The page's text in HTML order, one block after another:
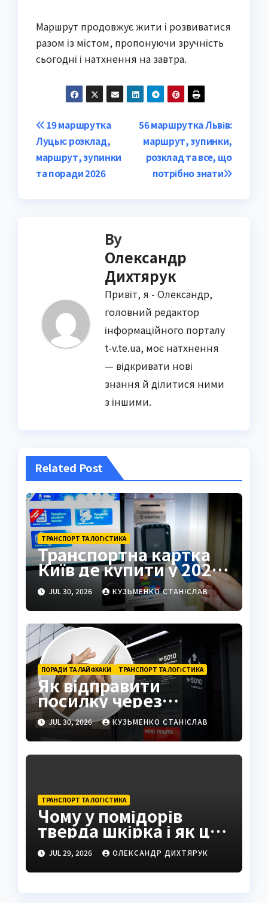
Маршрут продовжує жити і розвиватися
разом із містом, пропонуючи зручність
сьогодні і натхнення на завтра.
Post
navigation
56 маршрутка Львів:
маршрут, зупинки,
розклад та все, що
потрібно знати
19 маршрутка
Луцьк: розклад,
маршрут, зупинки
та поради 2026
By
Олександр
Дихтярук
Привіт, я - Олександр,
головний редактор
інформаційного порталу
t-v.te.ua, моє натхнення
— відкривати нові
знання й ділитися ними
з іншими.
Related Post
ТРАНСПОРТ ТА ЛОГІСТИКА
Транспортна картка
Київ де купити у 2026
році
JUL 30, 2026 КУЗЬМЕНКО СТАНІСЛАВ
ПОРАДИ ТА ЛАЙФХАКИ ТРАНСПОРТ ТА ЛОГІСТИКА
Як відправити
посилку через
поштомат: повна
інструкція 2026
JUL 30, 2026 КУЗЬМЕНКО СТАНІСЛАВ
ТРАНСПОРТ ТА ЛОГІСТИКА
Чому у помідорів
тверда шкірка і як це
виправити
JUL 29, 2026 ОЛЕКСАНДР ДИХТЯРУК